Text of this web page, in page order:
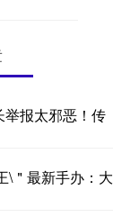
报太邪恶！传
\＂最新手办：大